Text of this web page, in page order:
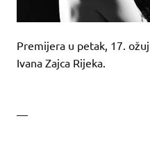
Premijera u petak, 17.
Ivana Zajca Rijeka.
—